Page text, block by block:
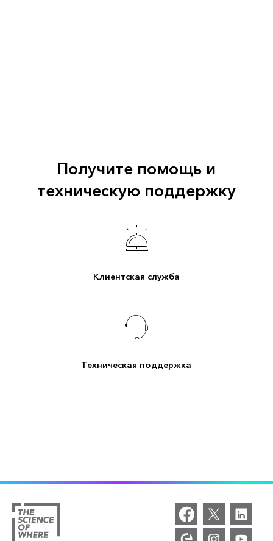
Получите помощь и
техническую поддержку
Клиентская служба
Техническая поддержка